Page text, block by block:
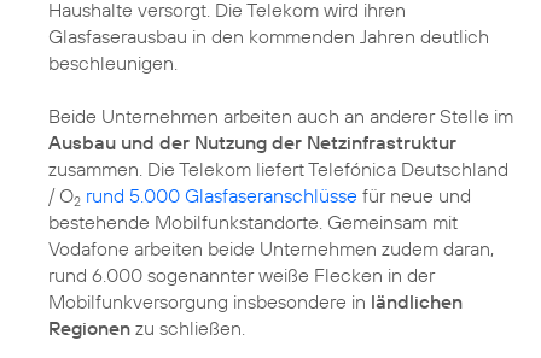
Haushalte versorgt. Die Telekom wird ihren
Glasfaserausbau in den kommenden Jahren deutlich
beschleunigen.
Beide Unternehmen arbeiten auch an anderer Stelle im
Ausbau und der Nutzung der Netzinfrastruktur
zusammen. Die Telekom liefert Telefónica Deutschland
/ O2 rund 5.000 Glasfaseranschlüsse für neue und
bestehende Mobilfunkstandorte. Gemeinsam mit
Vodafone arbeiten beide Unternehmen zudem daran,
rund 6.000 sogenannter weiße Flecken in der
Mobilfunkversorgung insbesondere in ländlichen
Regionen